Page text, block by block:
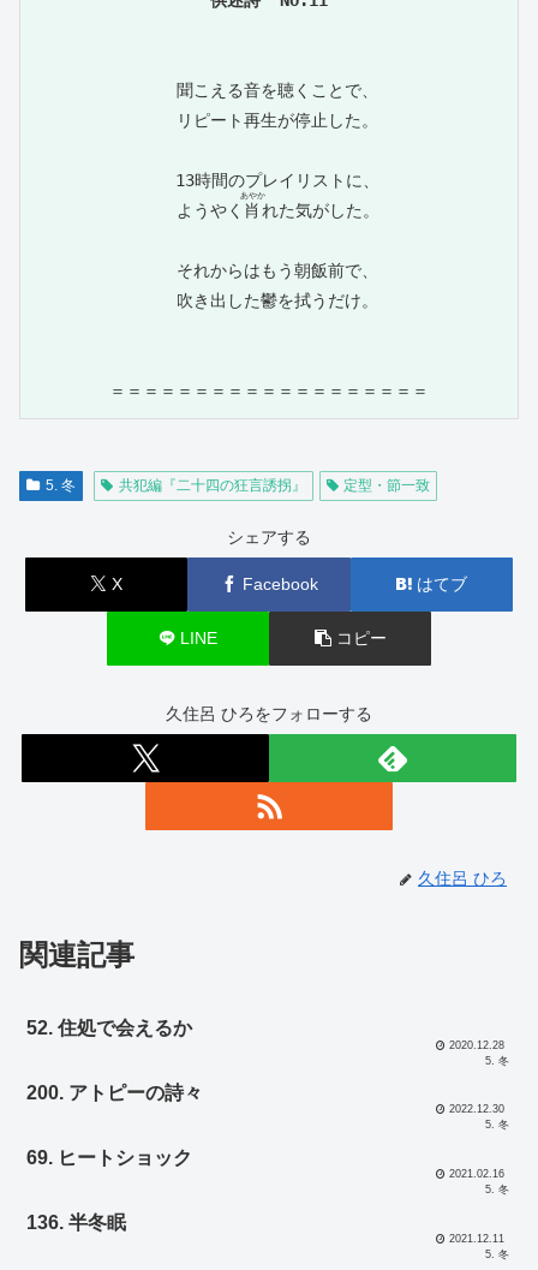
聞こえる音を聴くことで、
リピート再生が停止した。
13時間のプレイリストに、
ようやく 肖
あやか
れた気がした。
それからはもう朝飯前で、
吹き出した鬱を拭うだけ。
＝＝＝＝＝＝＝＝＝＝＝＝＝＝＝＝＝＝＝
5. 冬 共犯編『二十四の狂言誘拐』 定型・節一致
シェアする
X Facebook はてブ
LINE コピー
久住呂 ひろをフォローする
久住呂 ひろ
関連記事
52. 住処で会えるか
2020.12.28
5. 冬
200. アトピーの詩々
2022.12.30
5. 冬
69. ヒートショック
2021.02.16
5. 冬
136. 半冬眠
2021.12.11
5. 冬